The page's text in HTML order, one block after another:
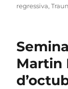
regressiva,
Martin